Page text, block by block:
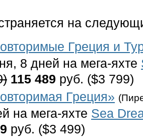
на
Греция и
8 дней на мега-яхте
115 489 руб. ($3 799)
Греция»
на мега-яхте Sea
руб. ($3 499)